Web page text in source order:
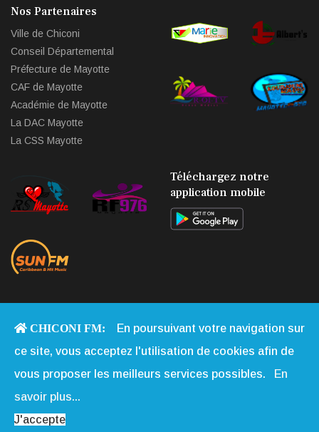
Nos Partenaires
Ville de Chiconi
Conseil Départemental
Préfecture de Mayotte
CAF de Mayotte
Académie de Mayotte
La DAC Mayotte
La CSS Mayotte
Téléchargez notre
application mobile
Copyright © 2013 - 2026 Chiconi FM. Tous Droits Réservés |
Sommes-nous|Contact|Mentions légales|Webmail|
Réalisation:Web-Mayotte
CHICONI FM:
En poursuivant votre navigation sur
ce site, vous acceptez l'utilisation de cookies afin de
vous proposer les meilleurs services possibles.
En
savoir plus...
J'accepte